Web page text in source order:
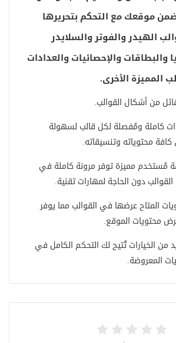
موقعك مع التحكم بتحريرها
الهيدر والفوتر والسلايدر
والإحصائيات والعدادات
المميزة الأخرى.
من أشكال القوالب.
كاملة ومُفصلة لكل قالب لسهولة
محتوياته وتنسيقاته.
مُستخدم مميزة توفر مرونة كاملة في
دون الحاجة لمهارات تقنية.
المتاح عرضها في القوالب مما يوفر
محتويات الموقع.
من الخيارات تُتيح لك التحكم الكامل في
المعروضة.